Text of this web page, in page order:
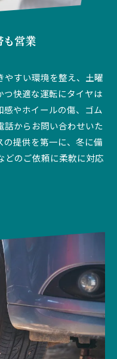
も営業
やすい環境を整え、土曜
つ快適な運転にタイヤは
やホイールの傷、ゴム
からお問い合わせいた
提供を第一に、冬に備
どのご依頼に柔軟に対応